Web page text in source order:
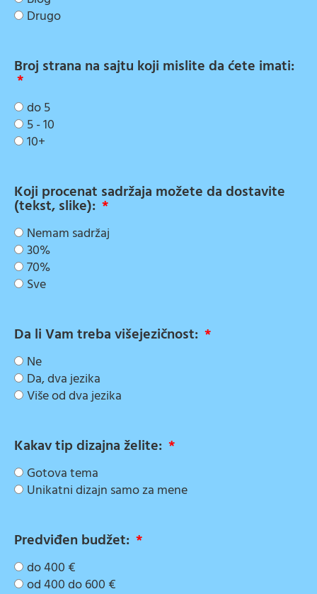
Drugo
Broj strana na sajtu koji mislite da ćete imati:
do 5
5 - 10
10+
Koji procenat sadržaja možete da dostavite
(tekst, slike):
Nemam sadržaj
30%
70%
Sve
Da li Vam treba višejezičnost:
Ne
Da, dva jezika
Više od dva jezika
Kakav tip dizajna želite:
Gotova tema
Unikatni dizajn samo za mene
Predviđen budžet:
do 400 €
od 400 do 600 €